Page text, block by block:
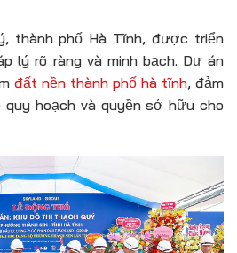
thành phố Hà Tĩnh, được triển
lý rõ ràng và minh bạch. Dự án
đất nền thành phố hà tĩnh, đảm
quy hoạch và quyền sở hữu cho